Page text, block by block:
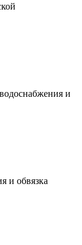
и
и обвязка